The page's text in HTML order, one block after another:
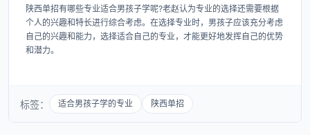
陕西单招有哪些专业适合男孩子学呢?老赵认为专业的选择还需要根据
个人的兴趣和特长进行综合考虑。在选择专业时，男孩子应该充分考虑
自己的兴趣和能力，选择适合自己的专业，才能更好地发挥自己的优势
和潜力。
标签： 适合男孩子学的专业 陕西单招